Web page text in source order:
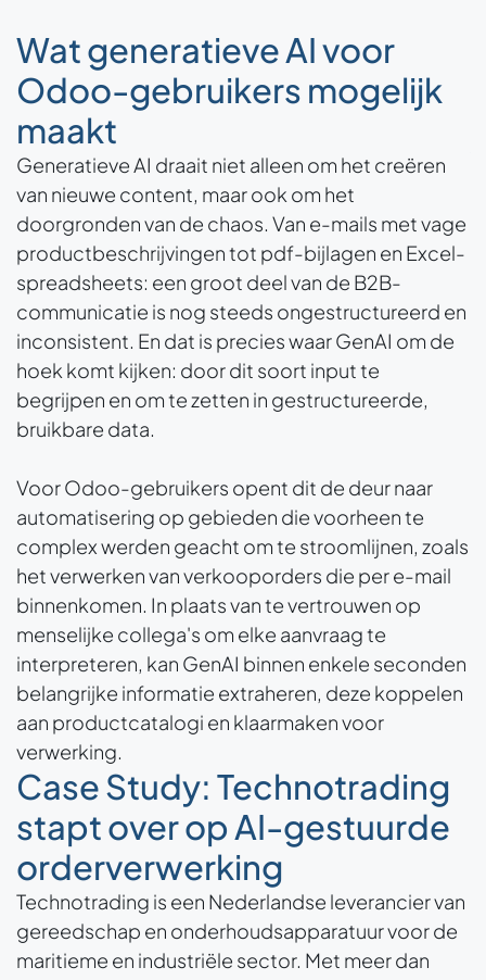
Wat generatieve AI voor
Odoo-gebruikers mogelijk
maakt
Generatieve AI draait niet alleen om het creëren
van nieuwe content, maar ook om het
doorgronden van de chaos. Van e-mails met vage
productbeschrijvingen tot pdf-bijlagen en Excel-
spreadsheets: een groot deel van de B2B-
communicatie is nog steeds ongestructureerd en
inconsistent. En dat is precies waar GenAI om de
hoek komt kijken: door dit soort input te
begrijpen en om te zetten in gestructureerde,
bruikbare data.
Voor Odoo-gebruikers opent dit de deur naar
automatisering op gebieden die voorheen te
complex werden geacht om te stroomlijnen, zoals
het verwerken van verkooporders die per e-mail
binnenkomen. In plaats van te vertrouwen op
menselijke collega's om elke aanvraag te
interpreteren, kan GenAI binnen enkele seconden
belangrijke informatie extraheren, deze koppelen
aan productcatalogi en klaarmaken voor
verwerking.
Case Study: Technotrading
stapt over op AI-gestuurde
orderverwerking
Technotrading is een Nederlandse leverancier van
gereedschap en onderhoudsapparatuur voor de
maritieme en industriële sector. Met meer dan